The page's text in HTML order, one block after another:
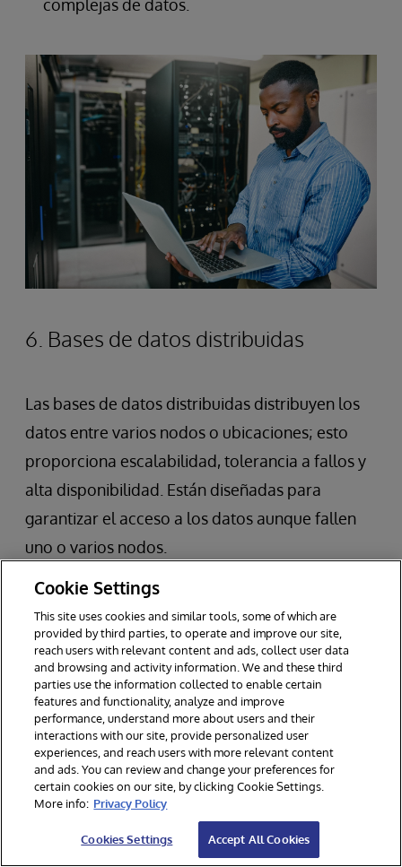
complejas de datos.
6. Bases de datos distribuidas
Las bases de datos distribuidas distribuyen los
datos entre varios nodos o ubicaciones; esto
proporciona escalabilidad, tolerancia a fallos y
alta disponibilidad. Están diseñadas para
garantizar el acceso a los datos aunque fallen
uno o varios nodos.
Casos de uso
Son las más adecuadas para aplicaciones que
necesitan:
Escalabilidad para adaptarse al crecimiento
de los datos y la base de usuarios.
Alta disponibilidad y tolerancia a fallos.
Acceso de baja latencia entre distintas
Cookie Settings
This site uses cookies and similar tools, some of which are
provided by third parties, to operate and improve our site,
reach users with relevant content and ads, collect user data
and browsing and activity information. We and these third
parties use the information collected to enable certain
features and functionality, analyze and improve
performance, understand more about users and their
interactions with our site, provide personalized user
experiences, and reach users with more relevant content
and ads. You can review and change your preferences for
certain cookies on our site, by clicking Cookie Settings.
More info: Privacy Policy
Cookies Settings Accept All Cookies